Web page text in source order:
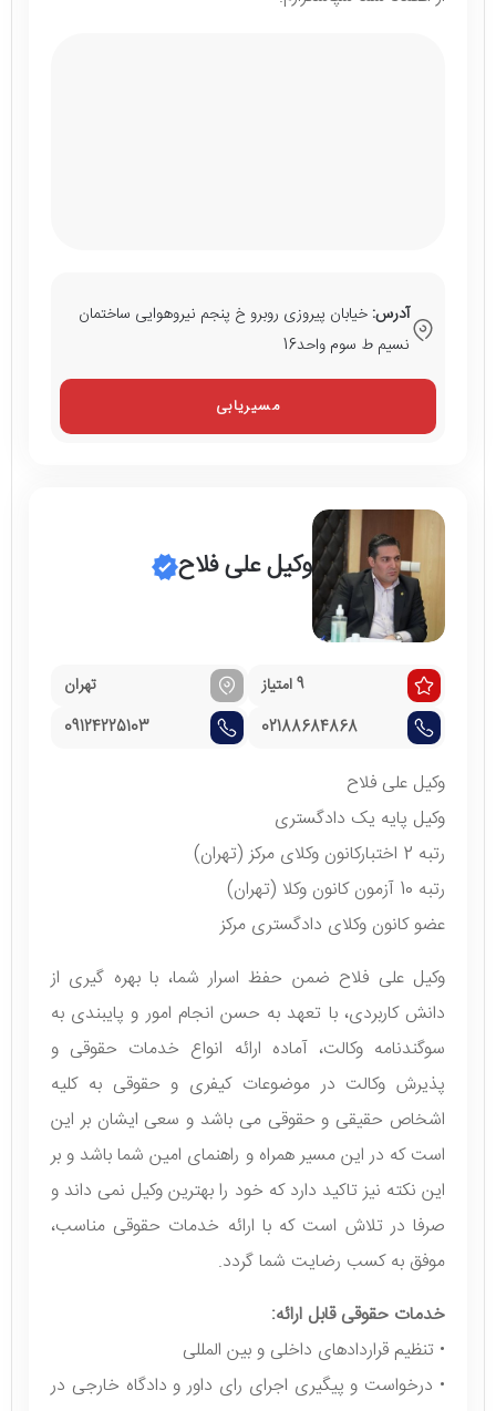
از اعتماد شما سپاسگزارم.
آدرس:
خیابان پیروزی روبرو خ پنجم نیروهوایی ساختمان
وکیل علی فلاح
وکیل علی فلاح
وکیل پایه یک دادگستری
رتبه 2 اختبارکانون وکلای مرکز (تهران)
رتبه 10 آزمون کانون وکلا (تهران)
عضو کانون وکلای دادگستری مرکز
وکیل علی فلاح ضمن حفظ اسرار شما، با بهره گیری از
دانش کاربردی، با تعهد به حسن انجام امور و پایبندی به
سوگندنامه وکالت، آماده ارائه انواع خدمات حقوقی و
پذیرش وکالت در موضوعات کیفری و حقوقی به کلیه
اشخاص حقیقی و حقوقی می باشد و سعی ایشان بر این
است که در این مسیر همراه و راهنمای امین شما باشد و بر
این نکته نیز تاکید دارد که خود را بهترین وکیل نمی داند و
صرفا در تلاش است که با ارائه خدمات حقوقی مناسب،
موفق به کسب رضایت شما گردد.
خدمات حقوقی قابل ارائه:
• تنظیم قراردادهای داخلی و بین المللی
• درخواست و پیگیری اجرای رای داور و دادگاه خارجی در